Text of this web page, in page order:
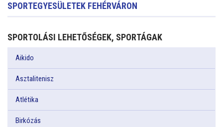
SPORTEGYESÜLETEK FEHÉRVÁRON
SPORTOLÁSI LEHETŐSÉGEK, SPORTÁGAK
Aikido
Asztalitenisz
Atlétika
Birkózás